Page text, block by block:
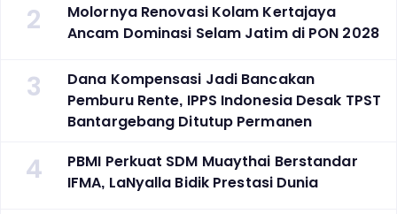
2
Molornya Renovasi Kolam Kertajaya
Ancam Dominasi Selam Jatim di PON 2028
3
Dana Kompensasi Jadi Bancakan
Pemburu Rente, IPPS Indonesia Desak TPST
Bantargebang Ditutup Permanen
4
PBMI Perkuat SDM Muaythai Berstandar
IFMA, LaNyalla Bidik Prestasi Dunia